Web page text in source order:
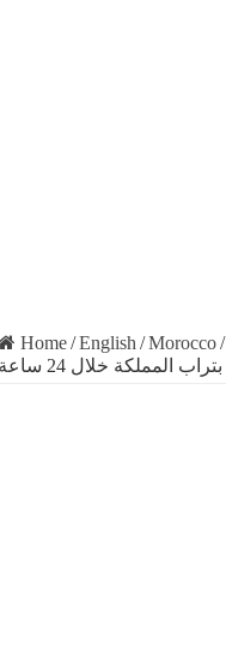
Home/English /Morocco/
بتراب المملكة خلال 24 ساعة